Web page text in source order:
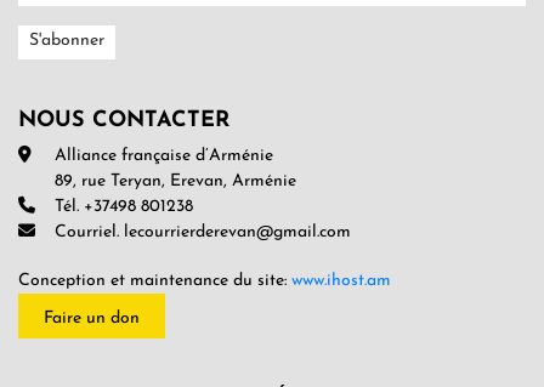
NOUS CONTACTER
Alliance française d’Arménie
89, rue Teryan, Erevan, Arménie
Tél. +37498 801238
Courriel. lecourrierderevan@gmail.com
Conception et maintenance du site: www.ihost.am
Faire un don